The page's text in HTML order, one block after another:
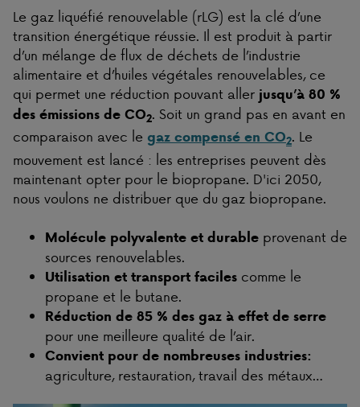
Le gaz liquéfié renouvelable (rLG) est la clé d’une
transition énergétique réussie. Il est produit à partir
d’un mélange de flux de déchets de l’industrie
alimentaire et d’huiles végétales renouvelables, ce
qui permet une réduction pouvant aller jusqu’à 80 %
des émissions de CO2. Soit un grand pas en avant en
comparaison avec le gaz compensé en CO2. Le
mouvement est lancé : les entreprises peuvent dès
maintenant opter pour le biopropane. D'ici 2050,
nous voulons ne distribuer que du gaz biopropane.
Molécule polyvalente et durable provenant de
sources renouvelables.
Utilisation et transport faciles comme le
propane et le butane.
Réduction de 85 % des gaz à effet de serre
pour une meilleure qualité de l’air.
Convient pour de nombreuses industries:
agriculture, restauration, travail des métaux…